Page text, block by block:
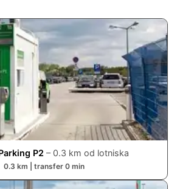
P2 – 0.3 km od lotniska
0.3 km | transfer 0min